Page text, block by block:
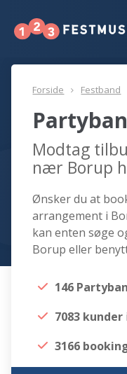
Forside Festband
Modtag
nær Borup
Ønsker du at
arrangement i
kan enten søge
Borup eller
146
7083 kunder
3166